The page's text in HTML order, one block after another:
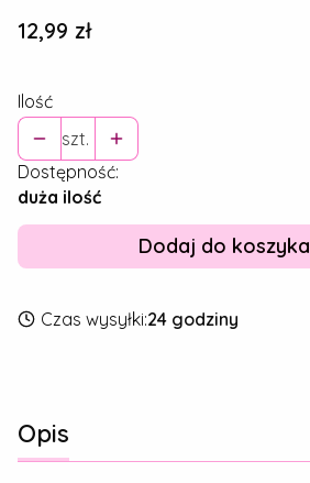
Cena
12,99 zł
Ilość
szt.
Dostępność:
duża ilość
Dodaj do koszyka
Czas wysyłki:24 godziny
Opis